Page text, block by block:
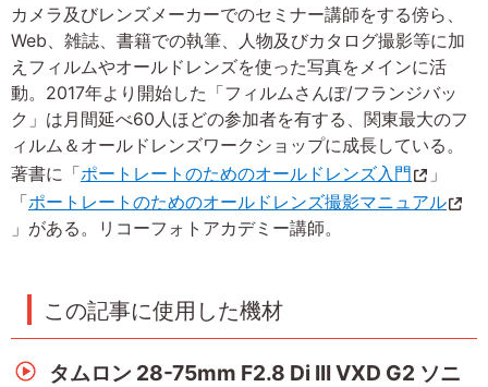
カメラ及びレンズメーカーでのセミナー講師をする傍ら、
Web、雑誌、書籍での執筆、人物及びカタログ撮影等に加
えフィルムやオールドレンズを使った写真をメインに活
動。2017年より開始した「フィルムさんぽ/フランジバッ
ク」は月間延べ60人ほどの参加者を有する、関東最大のフ
ィルム＆オールドレンズワークショップに成長している。
著書に「ポートレートのためのオールドレンズ入門
」
「ポートレートのためのオールドレンズ撮影マニュアル
」がある。リコーフォトアカデミー講師。
この記事に使用した機材
タムロン 28-75mm F2.8 Di III VXD G2 ソニ